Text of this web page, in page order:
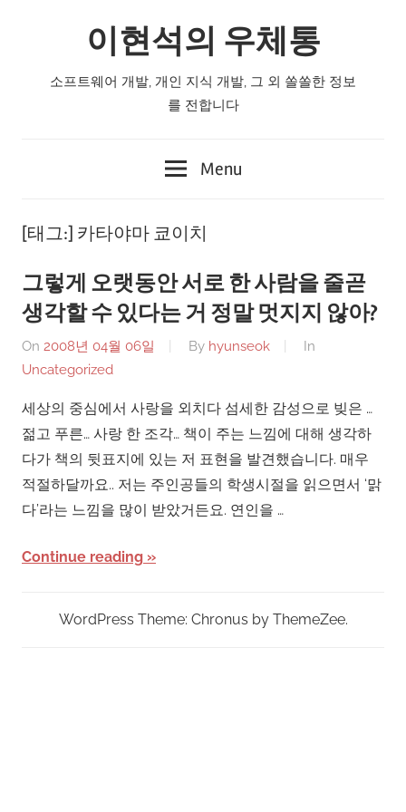
이현석의 우체통
소프트웨어 개발, 개인 지식 개발, 그 외 쏠쏠한 정보
를 전합니다
Menu
[태그:] 카타야마 쿄이치
그렇게 오랫동안 서로 한 사람을 줄곧
생각할 수 있다는 거 정말 멋지지 않아?
On 2008년 04월 06일 By hyunseok
In
Uncategorized
세상의 중심에서 사랑을 외치다 섬세한 감성으로 빚은 …
젊고 푸른… 사랑 한 조각… 책이 주는 느낌에 대해 생각하
다가 책의 뒷표지에 있는 저 표현을 발견했습니다. 매우
적절하달까요.. 저는 주인공들의 학생시절을 읽으면서 ‘맑
다’라는 느낌을 많이 받았거든요. 연인을 …
Continue reading
WordPress Theme: Chronus by ThemeZee.